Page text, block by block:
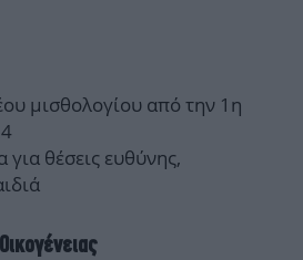
μισθολογίου από την 1η
για θέσεις ευθύνης,